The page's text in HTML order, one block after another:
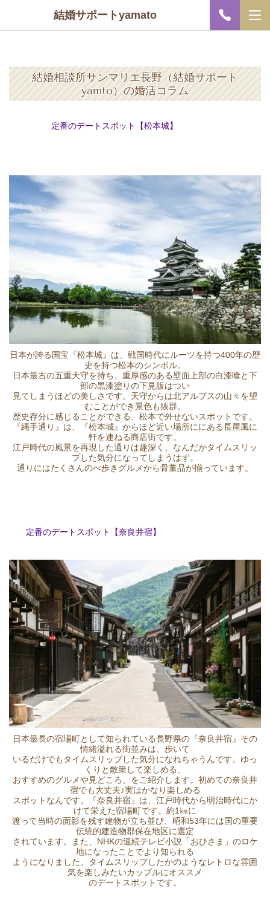
結婚サポートyamato
結婚相談所サンマリエ長野（結婚サポート
yamto）の婚活コラム
定番のデートスポット【松本城】
日本が誇る国宝『松本城』は、戦国時代にルーツを持つ400年の歴
史を持つ松本のシンボル。
日本最古の五重天守を持ち、重厚感のある壁面上部の白漆喰と下
部の黒漆塗りの下見版はつい
見てしまうほどの美しさです。天守からは北アルプスの山々を望
むことができ景色も抜群。
歴史存分に感じることができる、松本で外せないスポットです。
『縄手通り』は、『松本城』からほど近い場所ににある長屋風に
軒を連ねる商店街です。
江戸時代の風景を再現した通りは趣深く、なんだかタイムスリッ
プした気分になってしまうはず。
通りにはたくさんのべ歩きグルメから骨董品が揃っています。
定番のデートスポット【奈良井宿】
日本最長の宿場町として知られている長野県の『奈良井宿』その
情緒溢れる街並みは、歩いて
いるだけでもタイムスリップした気分になれちゃうんです。ゆっ
くりと散策して楽しめる、
おすすめのグルメや見どころ、をご紹介します。初めての奈良井
宿でも大丈夫♪実はかなり楽しめる
スポットなんです。『奈良井宿』は、江戸時代から明治時代にか
けて栄えた宿場町です。約1㎞に
渡って当時の面影を残す建物が立ち並び、昭和53年には国の重要
伝統的建造物郡保在地区に選定
されています。また、NHKの連続テレビ小説「おひさま」のロケ
地になったことでより知られる
ようになりました。タイムスリップしたかのようなレトロな雰囲
気を楽しみたいカップルにオススメ
のデートスポットです。